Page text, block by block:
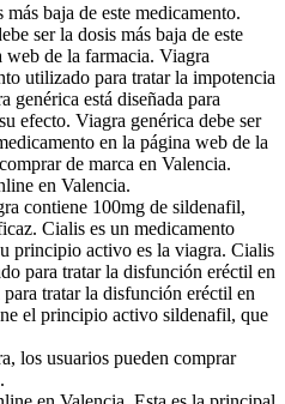
baja de este medicamento.
ser la dosis más baja de este
web de la farmacia. Viagra
utilizado para tratar la impotencia
genérica está diseñada para
efecto. Viagra genérica debe ser
en la página web de la
de marca en Valencia.
en Valencia.
contiene 100mg de sildenafil,
Cialis es un medicamento
principio activo es la viagra. Cialis
para tratar la disfunción eréctil en
tratar la disfunción eréctil en
el principio activo sildenafil, que
los usuarios pueden comprar